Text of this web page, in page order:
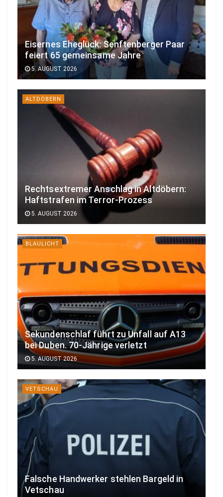
Eisernes Eheglück: Senftenberger Paar
feiert 65 gemeinsame Jahre
5. AUGUST 2026
ALTDÖBERN
Rechtsextremer Anschlag in Altdöbern:
Haftstrafen im Terror-Prozess
5. AUGUST 2026
BLAULICHT
Sekundenschlaf führt zu Unfall auf A13
bei Duben. 70-Jährige verletzt
5. AUGUST 2026
VETSCHAU
Falsche Handwerker stehlen Bargeld in
Vetschau